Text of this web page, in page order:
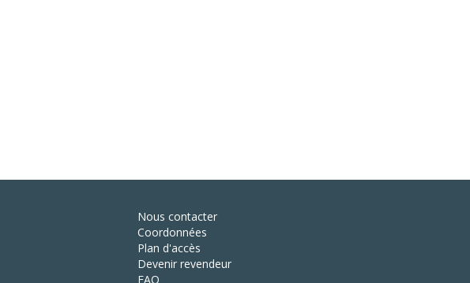
Nous contacter
Coordonnées
Plan d'accès
Devenir revendeur
FAQ